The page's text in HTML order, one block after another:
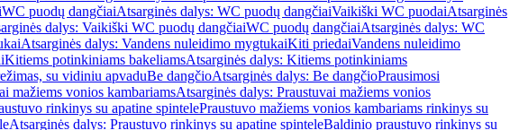
WC puodų dangčiaiAtsarginės dalys: WC puodų dangčiaiVaikiški WC puodaiAtsarginės
dalys: Vaikiški WC puodų dangčiaiWC puodų dangčiaiAtsarginės dalys: WC
Atsarginės dalys: Vandens nuleidimo mygtukaiKiti priedaiVandens nuleidimo
Kitiems potinkiniams bakeliamsAtsarginės dalys: Kitiems potinkiniams
su vidiniu apvaduBe dangčioAtsarginės dalys: Be dangčioPrausimosi
mažiems vonios kambariamsAtsarginės dalys: Praustuvai mažiems vonios
rinkinys su apatine spintelePraustuvo mažiems vonios kambariams rinkinys su
Atsarginės dalys: Praustuvo rinkinys su apatine spinteleBaldinio praustuvo rinkinys su